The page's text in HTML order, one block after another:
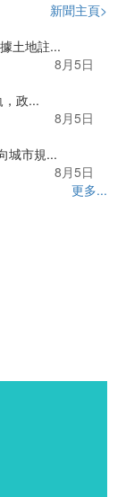
新聞主頁>
土地註...
8月5日
政...
8月5日
城市規...
8月5日
更多...